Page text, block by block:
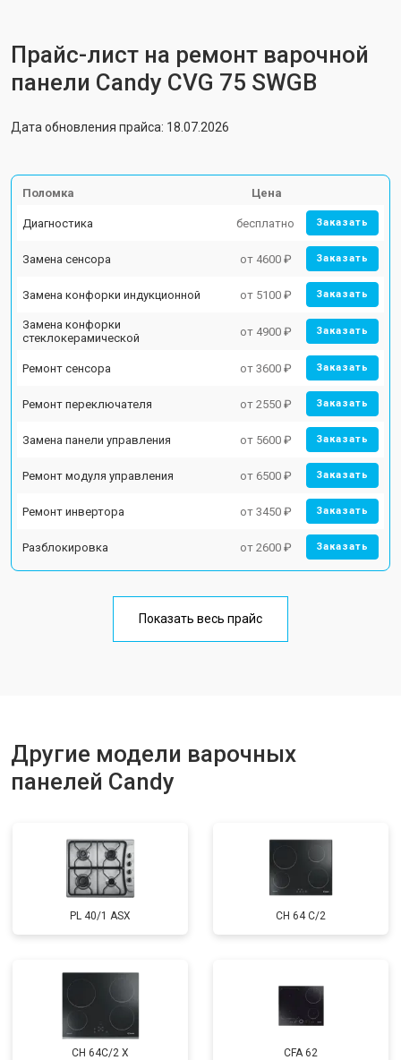
Прайс-лист на ремонт варочной
панели Candy CVG 75 SWGB
Дата обновления прайса: 18.07.2026
Поломка Цена
Диагностика бесплатно Заказать
Замена сенсора от 4600 ₽ Заказать
Замена конфорки индукционной от 5100 ₽ Заказать
Замена конфорки
стеклокерамической
от 4900 ₽ Заказать
Ремонт сенсора от 3600 ₽ Заказать
Ремонт переключателя от 2550 ₽ Заказать
Замена панели управления от 5600 ₽ Заказать
Ремонт модуля управления от 6500 ₽ Заказать
Ремонт инвертора от 3450 ₽ Заказать
Разблокировка от 2600 ₽ Заказать
Показать весь прайс
Другие модели варочных
панелей Candy
PL 40/1 ASX CH 64 C/2
CH 64C/2 X CFA 62